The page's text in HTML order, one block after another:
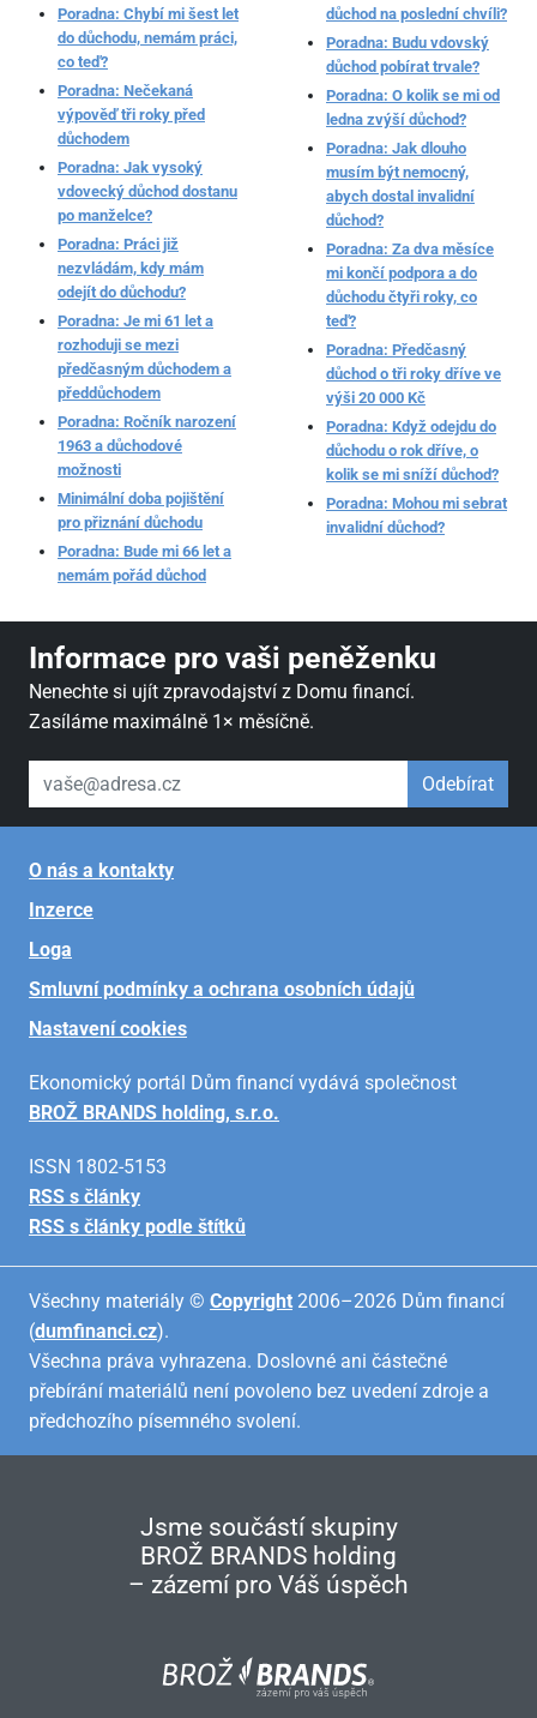
Poradna: Chybí mi šest let
do důchodu, nemám práci,
co teď?
Poradna: Nečekaná
výpověď tři roky před
důchodem
Poradna: Jak vysoký
vdovecký důchod dostanu
po manželce?
Poradna: Práci již
nezvládám, kdy mám
odejít do důchodu?
Poradna: Je mi 61 let a
rozhoduji se mezi
předčasným důchodem a
předdůchodem
Poradna: Ročník narození
1963 a důchodové
možnosti
Minimální doba pojištění
pro přiznání důchodu
Poradna: Bude mi 66 let a
nemám pořád důchod
důchod na poslední chvíli?
Poradna: Budu vdovský
důchod pobírat trvale?
Poradna: O kolik se mi od
ledna zvýší důchod?
Poradna: Jak dlouho
musím být nemocný,
abych dostal invalidní
důchod?
Poradna: Za dva měsíce
mi končí podpora a do
důchodu čtyři roky, co
teď?
Poradna: Předčasný
důchod o tři roky dříve ve
výši 20 000 Kč
Poradna: Když odejdu do
důchodu o rok dříve, o
kolik se mi sníží důchod?
Poradna: Mohou mi sebrat
invalidní důchod?
Informace pro vaši peněženku
Nenechte si ujít zpravodajství z Domu financí.
Zasíláme maximálně 1× měsíčně.
váš email Odebírat
O nás a kontakty
Inzerce
Loga
Smluvní podmínky a ochrana osobních údajů
Nastavení cookies
Ekonomický portál Dům financí vydává společnost
BROŽ BRANDS holding, s.r.o.
ISSN 1802-5153
RSS s články
RSS s články podle štítků
Všechny materiály © Copyright 2006–2026 Dům financí
(dumfinanci.cz).
Všechna práva vyhrazena. Doslovné ani částečné
přebírání materiálů není povoleno bez uvedení zdroje a
předchozího písemného svolení.
Jsme součástí skupiny
BROŽ BRANDS holding
– zázemí pro Váš úspěch